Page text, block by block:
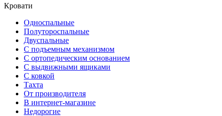
Кровати
Односпальные
Полутороспальные
Двуспальные
С подъемным механизмом
С ортопедическим основанием
С выдвижными ящиками
С ковкой
Тахта
От производителя
В интернет-магазине
Недорогие